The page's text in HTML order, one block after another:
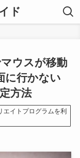
ド
ウスが移動
に行かない
方法
エイトプログラムを利